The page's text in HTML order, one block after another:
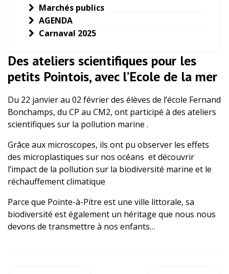
Marchés publics
AGENDA
Carnaval 2025
Des ateliers scientifiques pour les
petits Pointois, avec l’Ecole de la mer
Du 22 janvier au 02 février des élèves de l’école Fernand
Bonchamps, du CP au CM2, ont participé à des ateliers
scientifiques sur la pollution marine .
Grâce aux microscopes, ils ont pu observer les effets
des microplastiques sur nos océans et découvrir
l’impact de la pollution sur la biodiversité marine et le
réchauffement climatique
Parce que Pointe-à-Pitre est une ville littorale, sa
biodiversité est également un héritage que nous nous
devons de transmettre à nos enfants…